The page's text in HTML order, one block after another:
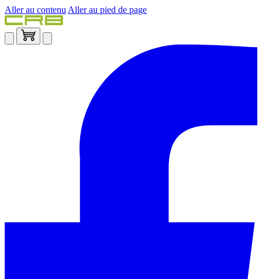
Aller au contenu Aller au pied de page